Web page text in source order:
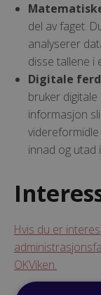
del av faget.
analyserer
disse tallene i
Digitale
bruker
informasjon
innad og utad
Hvis du er
OKViken.